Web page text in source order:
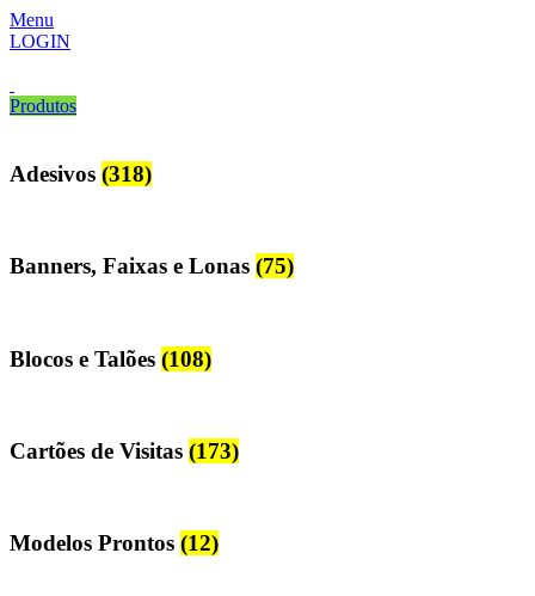
Menu
LOGIN
Produtos
Adesivos (318)
Banners, Faixas e Lonas (75)
Blocos e Talões (108)
Cartões de Visitas (173)
Modelos Prontos (12)